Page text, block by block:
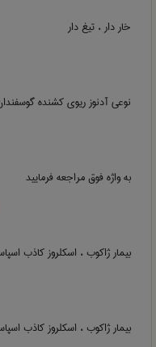
خار دار ، تیغ دار
نوعی آدنوز ریوی کشنده
به واژه فوق مراجعه فرمایید
بیمار ژاکوب ، اسکلروز کاذب
بیمار ژاکوب ، اسکلروز کاذب